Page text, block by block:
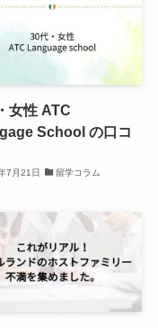
女性 ATC
School の口コ
7月21日 留学コラム